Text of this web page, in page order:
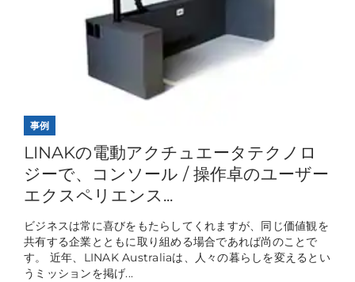
事例
LINAKの電動アクチュエータテクノロ
ジーで、コンソール / 操作卓のユーザー
エクスペリエンス...
ビジネスは常に喜びをもたらしてくれますが、同じ価値観を
共有する企業とともに取り組める場合であれば尚のことで
す。 近年、LINAK Australiaは、人々の暮らしを変えるとい
うミッションを掲げ...